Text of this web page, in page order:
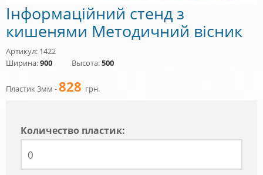
Інформаційний стенд з
кишенями Методичний вісник
Артикул: 1422
Ширина:900 Высота:500
Пластик 3мм -828 грн.
Количество пластик: